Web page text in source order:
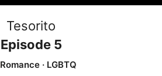
Tesorito
Episode 5
Romance · LGBTQ